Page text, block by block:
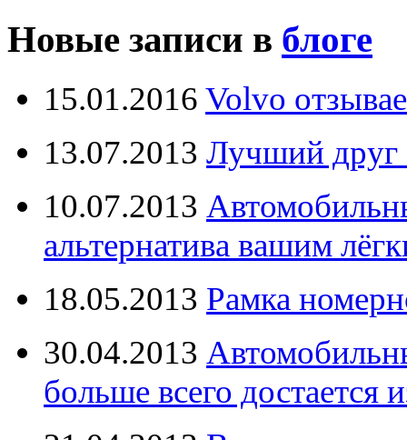
Новые записи в блоге
15.01.2016 Volvo
13.07.2013 Лучший друг
10.07.2013
альтернатива вашим
18.05.2013 Рамка
30.04.2013
больше всего достается